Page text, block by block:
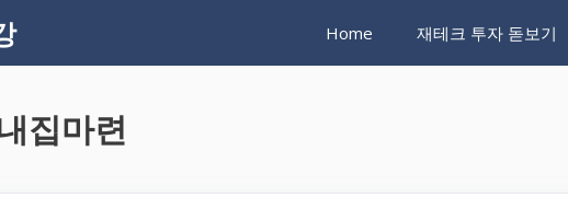
Home 재테크 투자 돋보기
집마련